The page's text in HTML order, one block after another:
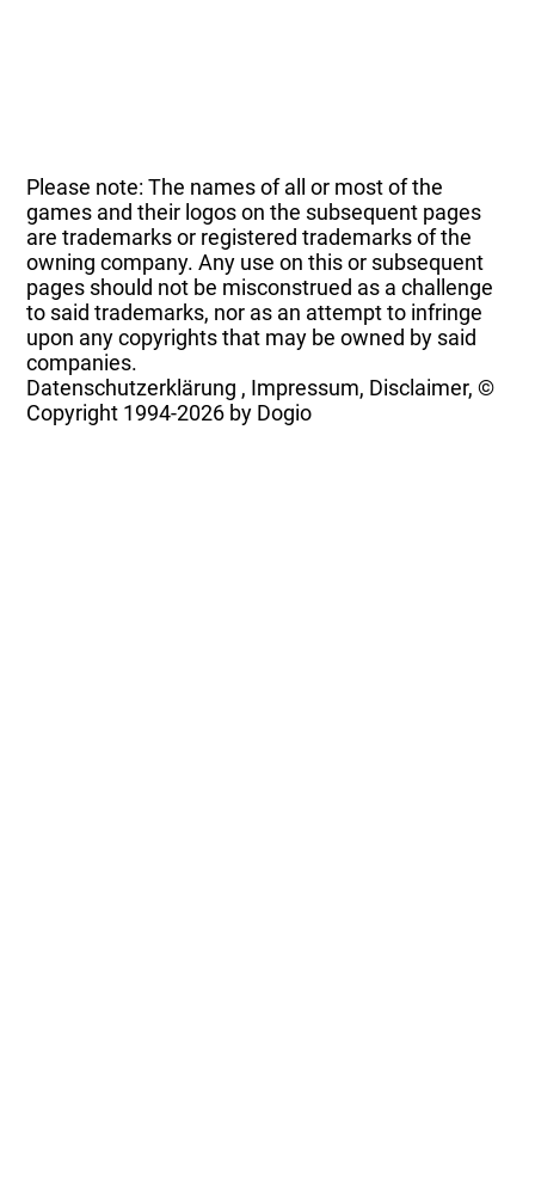
Please note: The names of all or most of the
games and their logos on the subsequent pages
are trademarks or registered trademarks of the
owning company. Any use on this or subsequent
pages should not be misconstrued as a challenge
to said trademarks, nor as an attempt to infringe
upon any copyrights that may be owned by said
companies.
Datenschutzerklärung , Impressum, Disclaimer, ©
Copyright 1994-2026 by Dogio